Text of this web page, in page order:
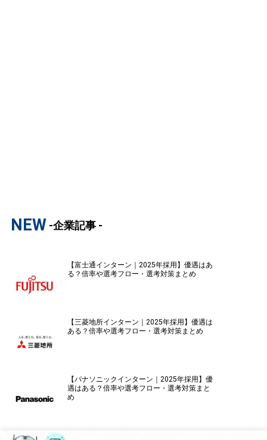
NEW -企業記事 -
【富士通インターン｜2025年採用】優遇はあ
る？倍率や選考フロー・選考対策まとめ
【三菱地所インターン｜2025年採用】優遇は
ある？倍率や選考フロー・選考対策まとめ
【パナソニックインターン｜2025年採用】優
遇はある？倍率や選考フロー・選考対策まと
め